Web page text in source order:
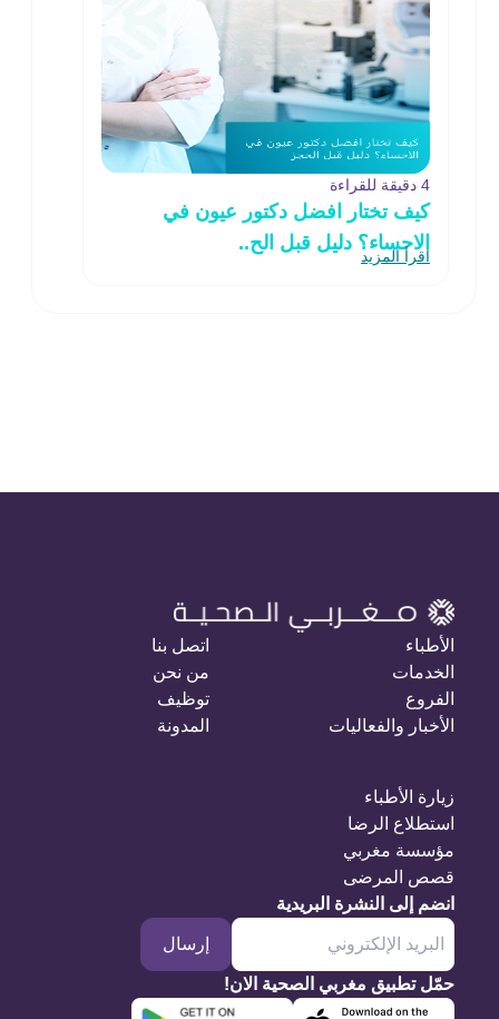
4 دقيقة للقراءة
كيف تختار افضل دكتور عيون في
الاحساء؟ دليل قبل الح..
اقرأ المزيد
الأطباء
الخدمات
الفروع
الأخبار والفعاليات
اتصل بنا
من نحن
توظيف
المدونة
زيارة الأطباء
استطلاع الرضا
مؤسسة مغربي
قصص المرضى
انضم إلى النشرة البريدية
إرسال
حمّل تطبيق مغربي الصحية الان!